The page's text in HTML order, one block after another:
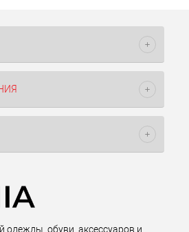
одежды, обуви, аксессуаров и